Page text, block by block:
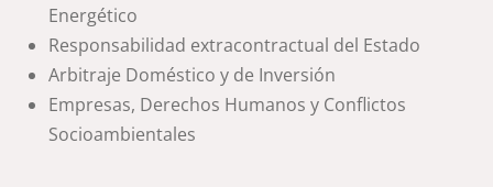
Energético
Responsabilidad extracontractual del Estado
Arbitraje Doméstico y de Inversión
Empresas, Derechos Humanos y Conflictos
Socioambientales